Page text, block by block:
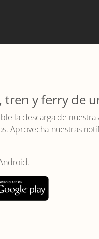
tren y ferry de
la descarga de
Aprovecha nuestras